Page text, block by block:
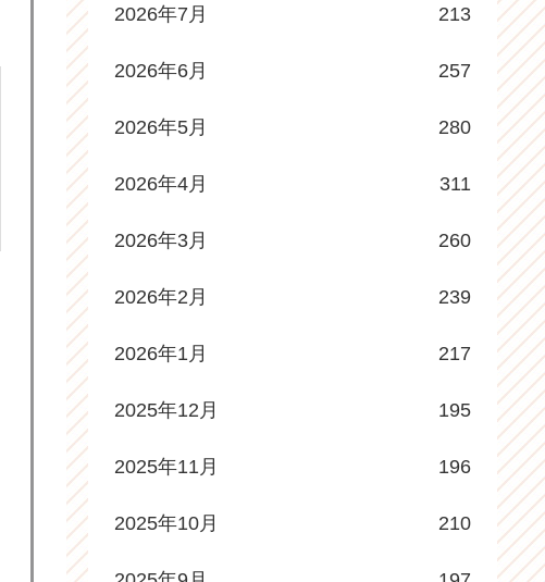
2026年7月 213
2026年6月 257
2026年5月 280
2026年4月 311
2026年3月 260
2026年2月 239
2026年1月 217
2025年12月 195
2025年11月 196
2025年10月 210